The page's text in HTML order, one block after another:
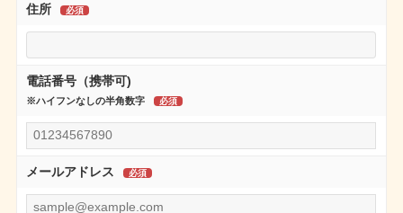
住所
電話番号（携帯可)
※ハイフンなしの半角数字
メールアドレス